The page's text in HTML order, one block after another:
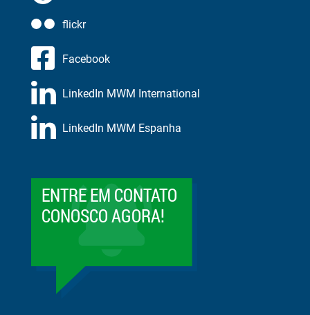
flickr
Facebook
LinkedIn MWM International
LinkedIn MWM Espanha
ENTRE EM CONTATO
CONOSCO AGORA!